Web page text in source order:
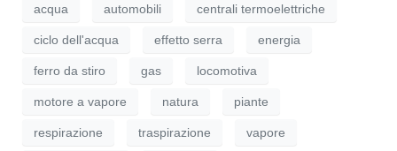
acqua automobili centrali termoelettriche
ciclo dell'acqua effetto serra energia
ferro da stiro gas locomotiva
motore a vapore natura piante
respirazione traspirazione vapore